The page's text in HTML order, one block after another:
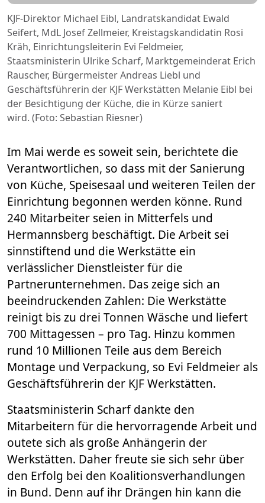
KJF-Direktor Michael Eibl, Landratskandidat Ewald
Seifert, MdL Josef Zellmeier, Kreistagskandidatin Rosi
Kräh, Einrichtungsleiterin Evi Feldmeier,
Staatsministerin Ulrike Scharf, Marktgemeinderat Erich
Rauscher, Bürgermeister Andreas Liebl und
Geschäftsführerin der KJF Werkstätten Melanie Eibl bei
der Besichtigung der Küche, die in Kürze saniert
wird. (Foto: Sebastian Riesner)
Im Mai werde es soweit sein, berichtete die
Verantwortlichen, so dass mit der Sanierung
von Küche, Speisesaal und weiteren Teilen der
Einrichtung begonnen werden könne. Rund
240 Mitarbeiter seien in Mitterfels und
Hermannsberg beschäftigt. Die Arbeit sei
sinnstiftend und die Werkstätte ein
verlässlicher Dienstleister für die
Partnerunternehmen. Das zeige sich an
beeindruckenden Zahlen: Die Werkstätte
reinigt bis zu drei Tonnen Wäsche und liefert
700 Mittagessen – pro Tag. Hinzu kommen
rund 10 Millionen Teile aus dem Bereich
Montage und Verpackung, so Evi Feldmeier als
Geschäftsführerin der KJF Werkstätten.
Staatsministerin Scharf dankte den
Mitarbeitern für die hervorragende Arbeit und
outete sich als große Anhängerin der
Werkstätten. Daher freute sie sich sehr über
den Erfolg bei den Koalitionsverhandlungen
in Bund. Denn auf ihr Drängen hin kann die